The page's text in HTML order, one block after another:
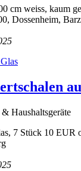
cm weiss, kaum
Dossenheim,
Haushaltsgeräte
7 Stück 10 EUR